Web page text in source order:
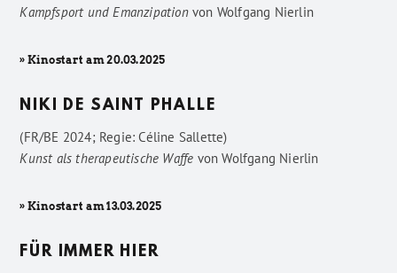
Kampfsport und Emanzipationvon Wolfgang Nierlin
» Kinostart am 20.03.2025
NIKI DE SAINT PHALLE
(FR/BE 2024; Regie: Céline Sallette)
Kunst als therapeutische Waffe vonWolfgang Nierlin
» Kinostart am 13.03.2025
FÜR IMMER HIER